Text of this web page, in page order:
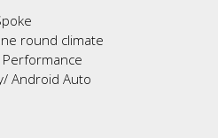
round climate
Android Auto